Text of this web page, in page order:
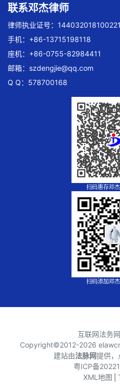
联系邓杰律师
律师执业证号：
手机：+86-13715198118
座机：+86-0755-82984411
邮箱： szdengjie@qq.com
Q Q：578700168
扫码惠存邓
扫码添加邓
互联网法务
Copyright©2012-2026
建站由法脉网提供，
粤ICP备
XML地图